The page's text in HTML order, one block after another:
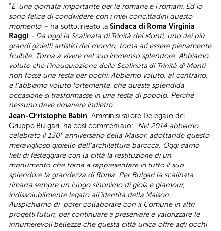
“E' una giornata importante per le romane e i romani. Ed io
sono felice di condividere con i miei concittadini questo
momento – ha sottolineato la Sindaca di Roma Virginia
Raggi - Da oggi la Scalinata di Trinità dei Monti, uno dei più
grandi gioielli artistici del mondo, torna ad essere pienamente
fruibile. Torna a vivere nel suo immenso splendore. Abbiamo
voluto che l’inaugurazione della Scalinata di Trinità di Monti
non fosse una festa per pochi. Abbiamo voluto, al contrario,
e l’abbiamo voluto fortemente, che questa splendida
occasione si trasformasse in una festa di popolo. Perché
nessuno deve rimanere indietro".
Jean-Christophe Babin, Amministratore Delegato del
Gruppo Bulgari, ha così commentato: “Nel 2014 abbiamo
celebrato il 130° anniversario della Maison adottando questo
meraviglioso gioiello dell’architettura barocca. Oggi siamo
lieti di festeggiare con la città la restituzione di un
monumento che torna a rappresentare in tutto il suo
splendore la grandezza di Roma. Per Bulgari la scalinata
rimarrà sempre un luogo sinonimo di gioia e glamour,
indissolubilmente legato all’identità della Maison.
Auspichiamo di poter collaborare con il Comune in altri
progetti futuri, per continuare a preservare e valorizzare le
innumerevoli bellezze che questa città unica offre agli occhi